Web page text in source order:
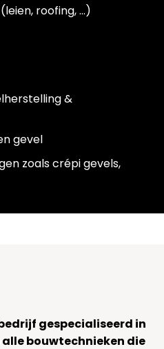
roofing, …)
&
gevel
zoals crépi gevels,
gespecialiseerd in
bouwtechnieken die